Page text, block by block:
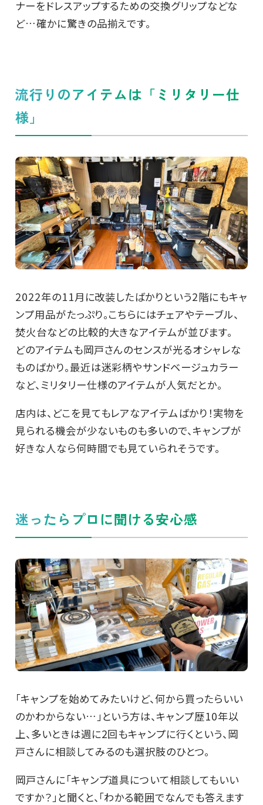
ナーをドレスアップするための交換グリップなどな
ど…確かに驚きの品揃えです。
流行りのアイテムは「ミリタリー仕
様」
2022年の11月に改装したばかりという2階にもキャ
ンプ用品がたっぷり。こちらにはチェアやテーブル、
焚火台などの比較的大きなアイテムが並びます。
どのアイテムも岡戸さんのセンスが光るオシャレな
ものばかり。最近は迷彩柄やサンドベージュカラー
など、ミリタリー仕様のアイテムが人気だとか。
店内は、どこを見てもレアなアイテムばかり！実物を
見られる機会が少ないものも多いので、キャンプが
好きな人なら何時間でも見ていられそうです。
迷ったらプロに聞ける安心感
「キャンプを始めてみたいけど、何から買ったらいい
のかわからない…」という方は、キャンプ歴10年以
上、多いときは週に2回もキャンプに行くという、岡
戸さんに相談してみるのも選択肢のひとつ。
岡戸さんに「キャンプ道具について相談してもいい
ですか？」と聞くと、「わかる範囲でなんでも答えます